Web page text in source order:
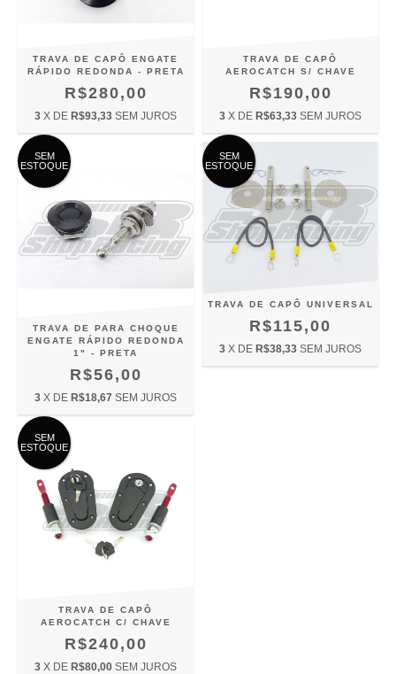
TRAVA DE CAPÔ ENGATE
RÁPIDO REDONDA - PRETA
R$280,00
3 X DE R$93,33 SEM JUROS
TRAVA DE CAPÔ
AEROCATCH S/ CHAVE
R$190,00
3 X DE R$63,33 SEM JUROS
SEM
ESTOQUE
TRAVA DE PARA CHOQUE
ENGATE RÁPIDO REDONDA
1" - PRETA
R$56,00
3 X DE R$18,67 SEM JUROS
SEM
ESTOQUE
TRAVA DE CAPÔ UNIVERSAL
R$115,00
3 X DE R$38,33 SEM JUROS
SEM
ESTOQUE
TRAVA DE CAPÔ
AEROCATCH C/ CHAVE
R$240,00
3 X DE R$80,00 SEM JUROS